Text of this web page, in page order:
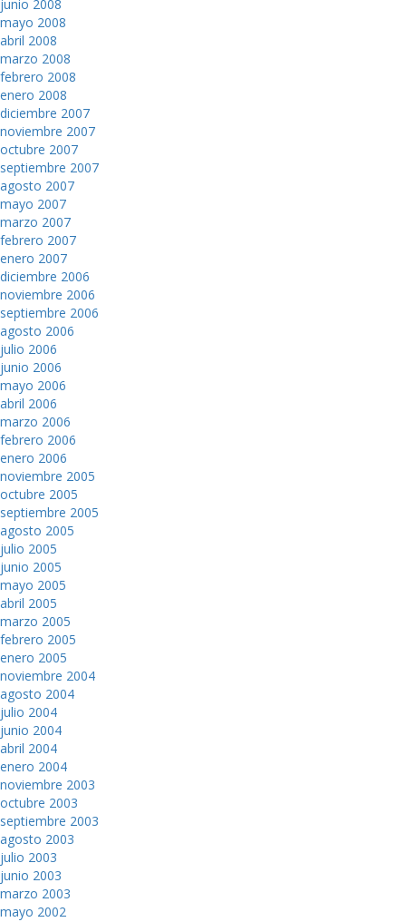
junio 2008
mayo 2008
abril 2008
marzo 2008
febrero 2008
enero 2008
diciembre 2007
noviembre 2007
octubre 2007
septiembre 2007
agosto 2007
mayo 2007
marzo 2007
febrero 2007
enero 2007
diciembre 2006
noviembre 2006
septiembre 2006
agosto 2006
julio 2006
junio 2006
mayo 2006
abril 2006
marzo 2006
febrero 2006
enero 2006
noviembre 2005
octubre 2005
septiembre 2005
agosto 2005
julio 2005
junio 2005
mayo 2005
abril 2005
marzo 2005
febrero 2005
enero 2005
noviembre 2004
agosto 2004
julio 2004
junio 2004
abril 2004
enero 2004
noviembre 2003
octubre 2003
septiembre 2003
agosto 2003
julio 2003
junio 2003
marzo 2003
mayo 2002